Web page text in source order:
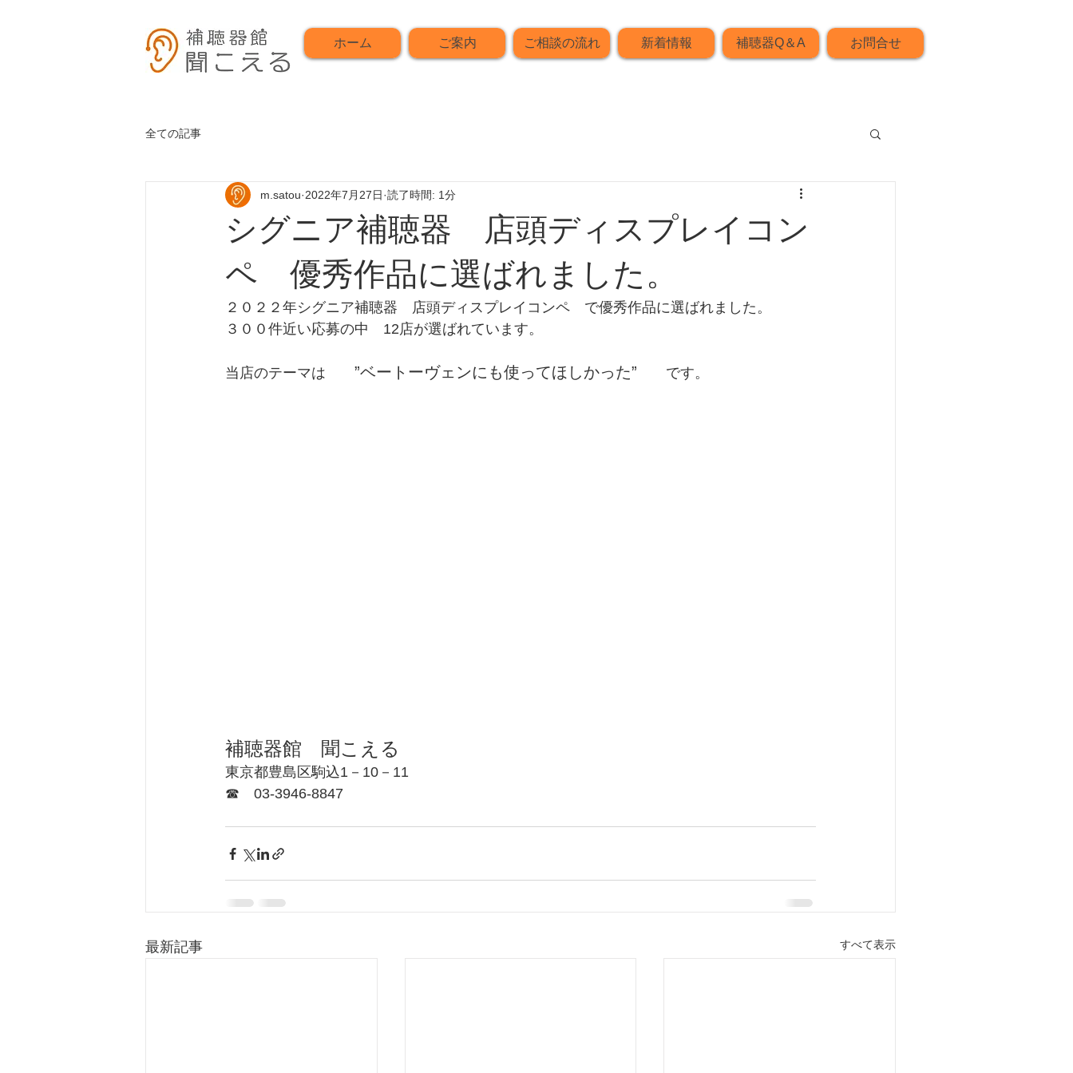
ホーム ご案内 ご相談の流れ 新着情報 補聴器Q＆A お問合せ
全ての記事
シグニア補聴器 店頭ディスプレイコン
ペ 優秀作品に選ばれました。
m.satou 2022年7月27日 読了時間: 1分
２０２２年シグニア補聴器　店頭ディスプレイコンペ　で優秀作品に選ばれました。
３００件近い応募の中　12店が選ばれています。
当店のテーマは ”ベートーヴェンにも使ってほしかった” です。
補聴器館　聞こえる
東京都豊島区駒込1－10－11
☎　03‐3946‐8847
最新記事 すべて表示